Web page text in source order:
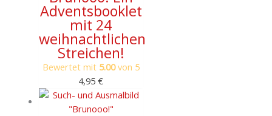
Adventsbooklet
mit 24
weihnachtlichen
Streichen!
Bewertet mit 5.00von 5
4,95€